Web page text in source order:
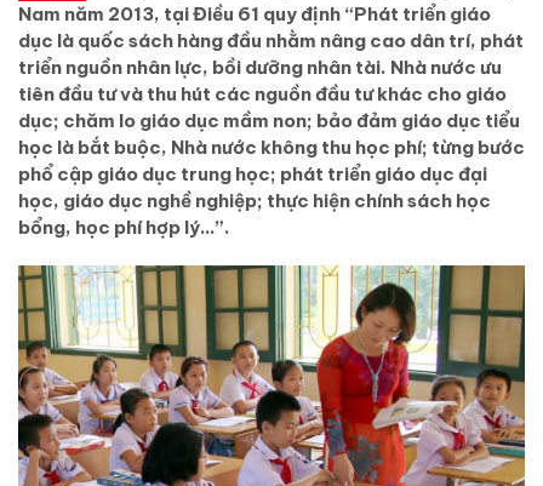
Nam năm 2013, tại Điều 61 quy định “Phát triển giáo
dục là quốc sách hàng đầu nhằm nâng cao dân trí, phát
triển nguồn nhân lực, bồi dưỡng nhân tài. Nhà nước ưu
tiên đầu tư và thu hút các nguồn đầu tư khác cho giáo
dục; chăm lo giáo dục mầm non; bảo đảm giáo dục tiểu
học là bắt buộc, Nhà nước không thu học phí; từng bước
phổ cập giáo dục trung học; phát triển giáo dục đại
học, giáo dục nghề nghiệp; thực hiện chính sách học
bổng, học phí hợp lý…”.